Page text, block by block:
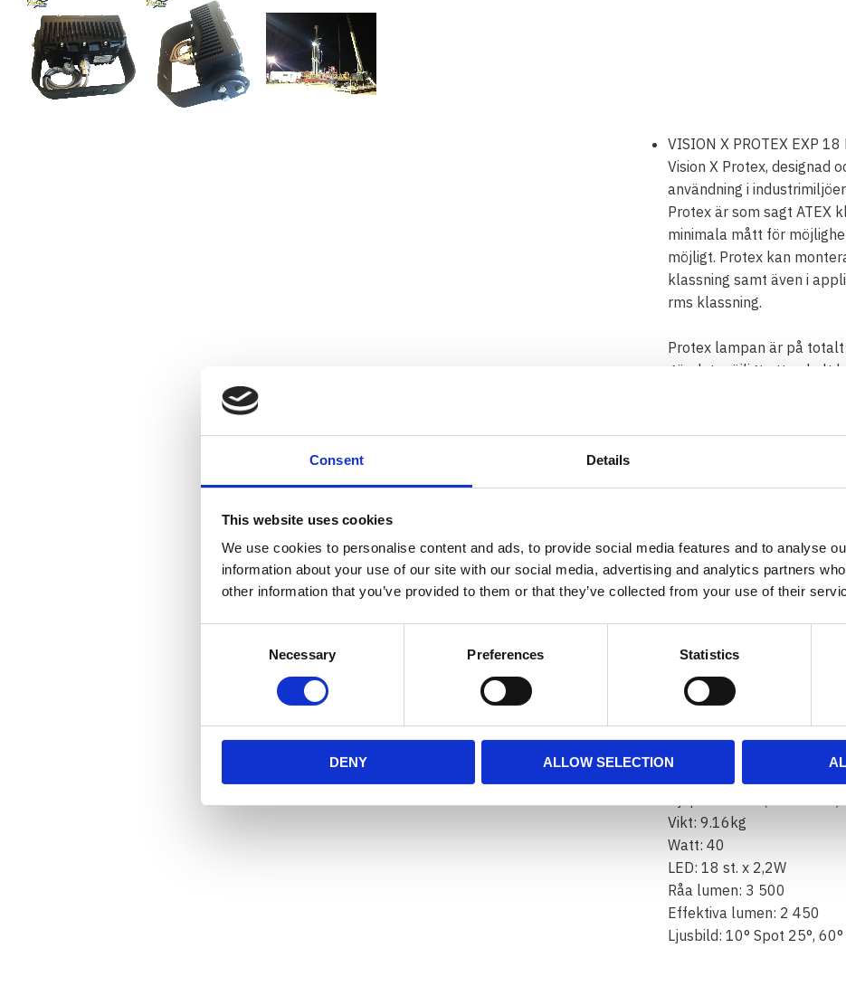
Consent Details
This website uses cookies
We use cookies to personalise content and ads, to provide social media features and to analyse
information about your use of our site with our social media, advertising and analytics partners
other information that you’ve provided to them or that they’ve collected from your use of their
Necessary Preferences Statistics
DENY ALLOW SELECTION
VISION X PROTEX EXP
Vision X Protex, designad
användning i
Protex är som sagt ATEX
minimala mått för
möjligt. Protex kan
klassning samt även i
rms klassning.
Protex lampan är på
gör det möjligt att enkelt
ATEX certifikat: Zone 1,
Spänning: 85-264V AC
Tål hårda påfrestningar
Strömförbrukning: 8,43
Livslängd dioder: 50 000
Drivning dioder: 90 % av
Lins: Soda-lime glas
Optisk renhet: 90 %
Längd: 289mm
Vikt: 9.16kg
Watt: 40
LED: 18 st. x 2,2W
Råa lumen: 3 500
Effektiva lumen: 2 450
Ljusbild: 10° Spot 25°,